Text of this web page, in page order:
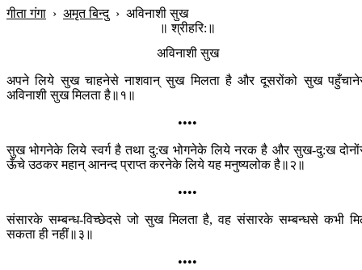
गीता गंगा › अमृत बिन्दु› अविनाशी सुख
॥ श्रीहरि:॥
अविनाशी सुख
अपने लिये सुख चाहनेसे नाशवान‍् सुख मिलता है और दूसरोंको सुख
अविनाशी सुख मिलता है॥१॥
••••
सुख भोगनेके लिये स्वर्ग है तथा दु:ख भोगनेके लिये नरक है और सुख-दु:ख
ऊँचे उठकर महान् आनन्द प्राप्त करनेके लिये यह मनुष्यलोक है॥२॥
••••
संसारके सम्बन्ध-विच्छेदसे जो सुख मिलता है, वह संसारके सम्बन्धसे कभी
सकता ही नहीं॥३॥
••••